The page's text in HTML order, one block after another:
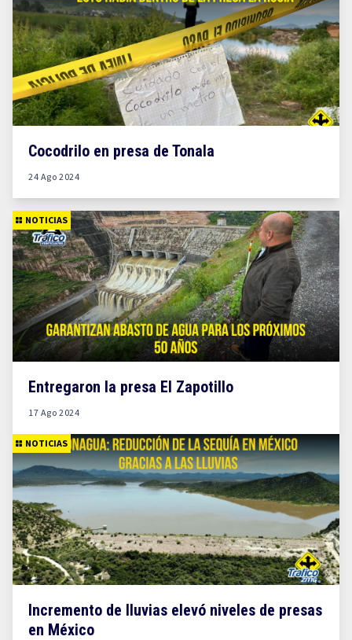
Cocodrilo en presa de Tonala
24 Ago 2024
NOTICIAS
Entregaron la presa El Zapotillo
17 Ago 2024
NOTICIAS
Incremento de lluvias elevó niveles de presas
en México